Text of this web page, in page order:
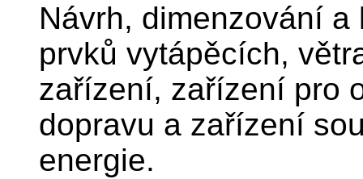
Návrh, dimenzování
prvků vytápěcích,
zařízení, zařízení pro
dopravu a zařízení
energie.